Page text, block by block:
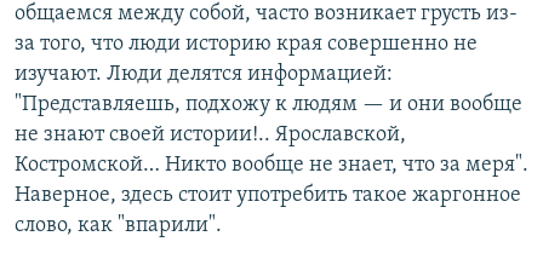
общаемся между собой, часто возникает грусть из-
за того, что люди историю края совершенно не
изучают. Люди делятся информацией:
"Представляешь, подхожу к людям — и они вообще
не знают своей истории!.. Ярославской,
Костромской… Никто вообще не знает, что за меря".
Наверное, здесь стоит употребить такое жаргонное
слово, как "впарили".